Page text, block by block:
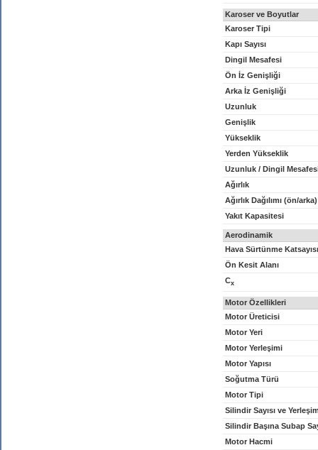
Karoser ve Boyutlar
Karoser Tipi
Kapı Sayısı
Dingil Mesafesi
Ön İz Genişliği
Arka İz Genişliği
Uzunluk
Genişlik
Yükseklik
Yerden Yükseklik
Uzunluk / Dingil
Ağırlık
Ağırlık Dağılımı (ön/arka)
Yakıt Kapasitesi
Aerodinamik
Hava Sürtünme Katsayısı
Ön Kesit Alanı
Cx
Motor Özellikleri
Motor Üreticisi
Motor Yeri
Motor Yerleşimi
Motor Yapısı
Soğutma Türü
Motor Tipi
Silindir Sayısı ve
Silindir Başına Subap
Motor Hacmi